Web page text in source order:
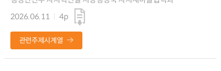
2026.06.11
4p
관련주제시계열